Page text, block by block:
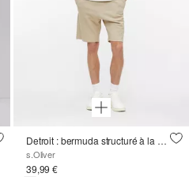
Detroit : bermuda structuré à la coupe décontractée
s.Oliver
39,99 €